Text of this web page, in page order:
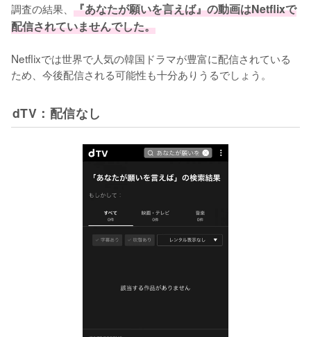
調査の結果、 『あなたが願いを言えば』の動画はNetflixで
配信されていませんでした。
Netflixでは世界で人気の韓国ドラマが豊富に配信されている
ため、今後配信される可能性も十分ありうるでしょう。
dTV：配信なし